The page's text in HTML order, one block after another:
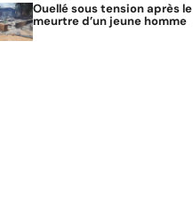
Ouellé sous tension après le
meurtre d’un jeune homme